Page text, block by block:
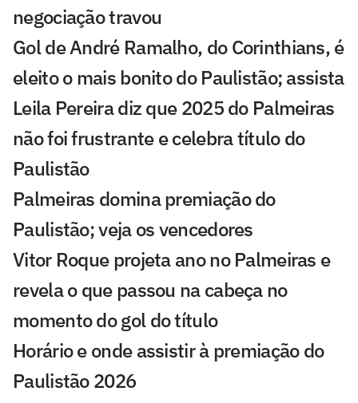
negociação travou
Gol de André Ramalho, do Corinthians, é
eleito o mais bonito do Paulistão; assista
Leila Pereira diz que 2025 do Palmeiras
não foi frustrante e celebra título do
Paulistão
Palmeiras domina premiação do
Paulistão; veja os vencedores
Vitor Roque projeta ano no Palmeiras e
revela o que passou na cabeça no
momento do gol do título
Horário e onde assistir à premiação do
Paulistão 2026